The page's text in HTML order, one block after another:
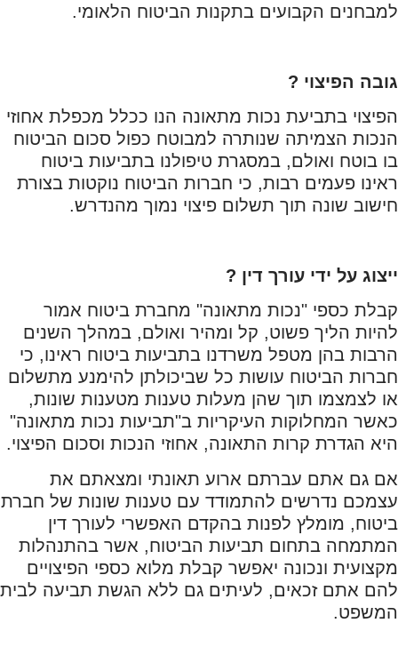
למבחנים הקבועים בתקנות הביטוח הלאומי.
גובה הפיצוי ?
הפיצוי בתביעת נכות מתאונה הנו ככלל מכפלת אחוזי
הנכות הצמיתה שנותרה למבוטח כפול סכום הביטוח
בו בוטח ואולם, במסגרת טיפולנו בתביעות ביטוח
ראינו פעמים רבות, כי חברות הביטוח נוקטות בצורת
חישוב שונה תוך תשלום פיצוי נמוך מהנדרש.
ייצוג על ידי עורך דין ?
קבלת כספי "נכות מתאונה" מחברת ביטוח אמור
להיות הליך פשוט, קל ומהיר ואולם, במהלך השנים
הרבות בהן מטפל משרדנו בתביעות ביטוח ראינו, כי
חברות הביטוח עושות כל שביכולתן להימנע מתשלום
או לצמצמו תוך שהן מעלות טענות מטענות שונות,
כאשר המחלוקות העיקריות ב"תביעות נכות מתאונה"
היא הגדרת קרות התאונה, אחוזי הנכות וסכום הפיצוי.
אם גם אתם עברתם ארוע תאונתי ומצאתם את
עצמכם נדרשים להתמודד עם טענות שונות של חברת
ביטוח, מומלץ לפנות בהקדם האפשרי לעורך דין
המתמחה בתחום תביעות הביטוח, אשר בהתנהלות
מקצועית ונכונה יאפשר קבלת מלוא כספי הפיצויים
להם אתם זכאים, לעיתים גם ללא הגשת תביעה לבית
המשפט.